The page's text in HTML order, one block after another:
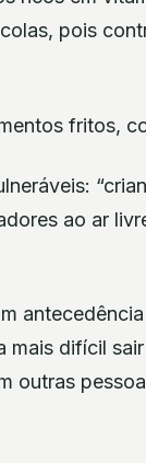
pois
fritos,
ao ar
difícil
outras